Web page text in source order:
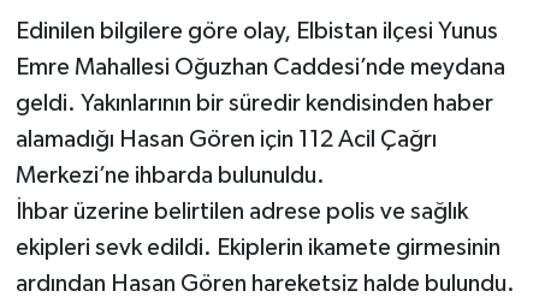
Edinilen bilgilere göre olay, Elbistan ilçesi Yunus
Emre Mahallesi Oğuzhan Caddesi’nde meydana
geldi. Yakınlarının bir süredir kendisinden haber
alamadığı Hasan Gören için 112 Acil Çağrı
Merkezi’ne ihbarda bulunuldu.
İhbar üzerine belirtilen adrese polis ve sağlık
ekipleri sevk edildi. Ekiplerin ikamete girmesinin
ardından Hasan Gören hareketsiz halde bulundu.